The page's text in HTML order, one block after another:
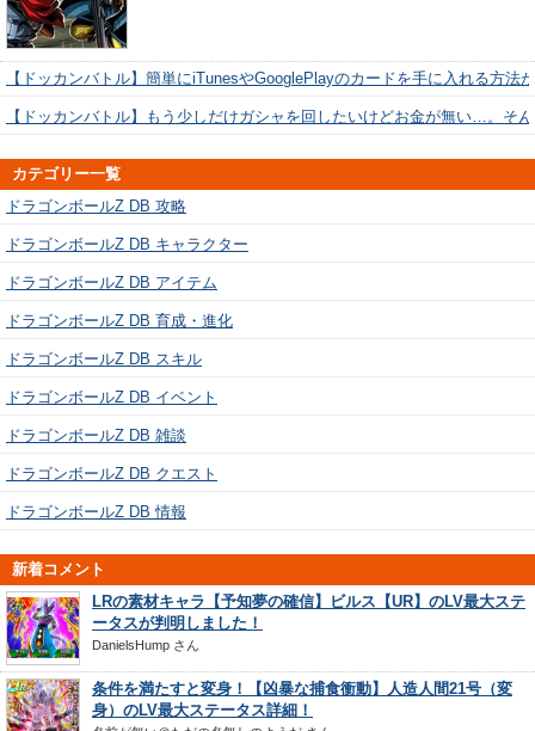
【ドッカンバトル】簡単にiTunesやGooglePlayのカードを手に入れる方法
【ドッカンバトル】もう少しだけガシャを回したいけどお金が無い…。そ
カテゴリー一覧
ドラゴンボールZ DB 攻略
ドラゴンボールZ DB キャラクター
ドラゴンボールZ DB アイテム
ドラゴンボールZ DB 育成・進化
ドラゴンボールZ DB スキル
ドラゴンボールZ DB イベント
ドラゴンボールZ DB 雑談
ドラゴンボールZ DB クエスト
ドラゴンボールZ DB 情報
新着コメント
LRの素材キャラ【予知夢の確信】ビルス【UR】のLV最大ステ
ータスが判明しました！
DanielsHump さん
条件を満たすと変身！【凶暴な捕食衝動】人造人間21号（変
身）のLV最大ステータス詳細！